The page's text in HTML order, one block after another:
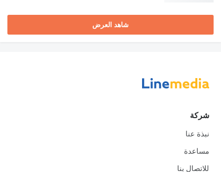
شاهد العرض
شركة
نبذة عنا
مساعدة
للاتصال بنا